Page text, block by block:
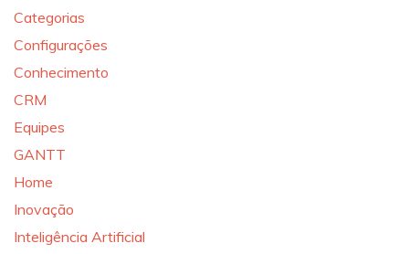
Categorias
Configurações
Conhecimento
CRM
Equipes
GANTT
Home
Inovação
Inteligência Artificial